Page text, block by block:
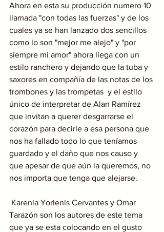
Ahora en esta su producción numero 10
llamada "con todas las fuerzas" y de los
cuales ya se han lanzado dos sencillos
como lo son "mejor me alejo" y "por
siempre mi amor" ahora llega con un
estilo ranchero y dejando que la tuba y
saxores en compañía de las notas de los
trombones y las trompetas  y el estilo
único de interpretar de Alan Ramírez
que invitan a querer desgarrarse el
corazón para decirle a esa persona que
nos ha fallado todo lo que teníamos
guardado y el daño que nos causo y
que apesar de que aún la queremos, no
nos importa que tenga que alejarse.
Tarazón son los autores de este tema
que ya se esta colocando en el gusto